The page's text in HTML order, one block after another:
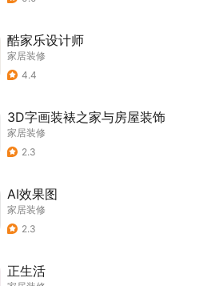
酷家乐设计师
家居装修
4.4
3D字画装裱之家与房屋装饰
家居装修
2.3
AI效果图
家居装修
2.3
正生活